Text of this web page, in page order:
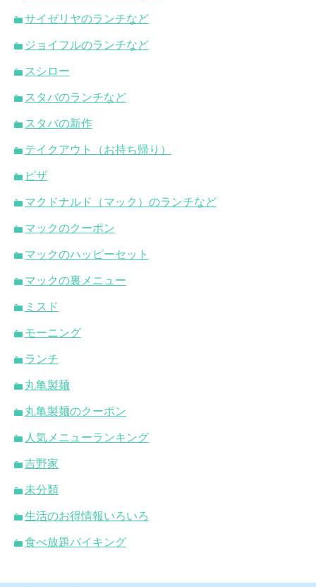
サイゼリヤのランチなど
ジョイフルのランチなど
スシロー
スタバのランチなど
スタバの新作
テイクアウト（お持ち帰り）
ピザ
マクドナルド（マック）のランチなど
マックのクーポン
マックのハッピーセット
マックの裏メニュー
ミスド
モーニング
ランチ
丸亀製麺
丸亀製麺のクーポン
人気メニューランキング
吉野家
未分類
生活のお得情報いろいろ
食べ放題バイキング